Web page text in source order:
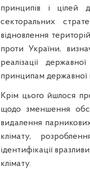
принципів і цілей
секторальних
відновлення
проти України,
реалізації
принципам державної
Крім цього йшлося
щодо зменшення
видалення
клімату,
ідентифікації
клімату.